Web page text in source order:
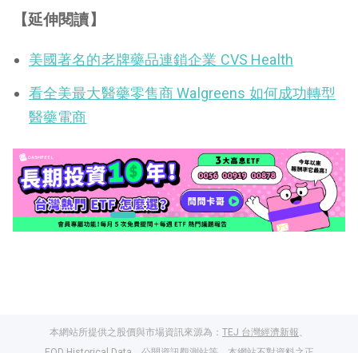
【延伸閱讀】
美國著名的老牌藥品連鎖企業 CVS Health
看全美最大醫藥零售商 Walgreens 如何成功轉型
醫藥電商
本網站所提供之股價與市場資訊來源為： TEJ 台灣經濟新報、